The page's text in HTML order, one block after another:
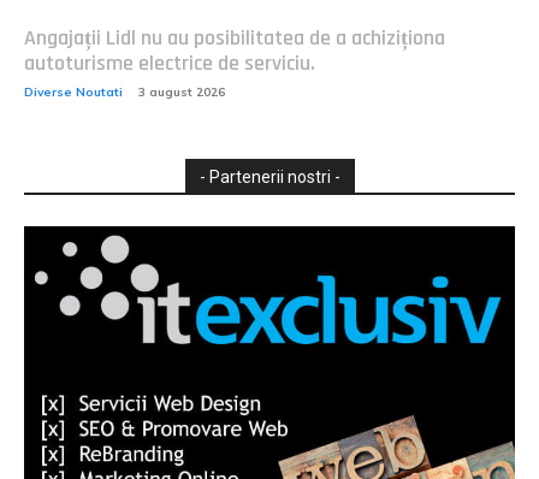
Angajații Lidl nu au posibilitatea de a achiziționa
autoturisme electrice de serviciu.
Diverse Noutati 3 august 2026
- Partenerii nostri -